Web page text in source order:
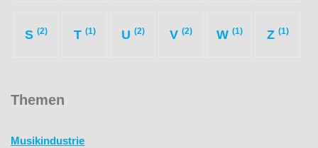
S (2) T (1) U (2) V (2) W (1) Z (1)
Themen
Musikindustrie